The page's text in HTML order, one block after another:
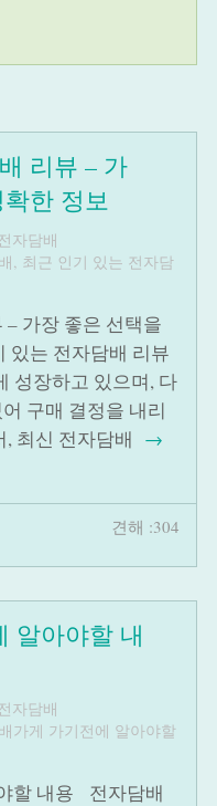
리뷰 – 가
한 정보
자담배
, 최근 인기 있는 전자담
가장 좋은 선택을
는 전자담배 리뷰
성장하고 있으며, 다
구매 결정을 내리
최신 전자담배 →
견해 :304
알아야할 내
자담배
가게 가기전에 알아야할
할 내용 전자담배